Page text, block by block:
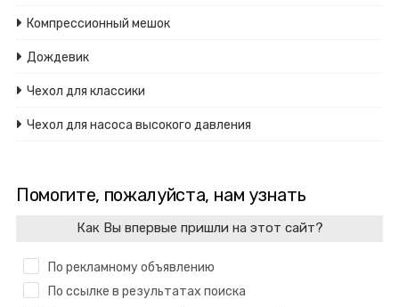
Компрессионный мешок
Дождевик
Чехол для классики
Чехол для насоса высокого давления
Помогите, пожалуйста, нам узнать
Как Вы впервые пришли на этот сайт?
По рекламному объявлению
По ссылке в результатах поиска